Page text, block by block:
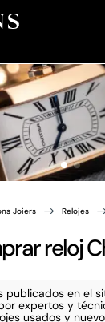
Joiers $ Relojes
reloj
publicados en el
expertos y
usados y